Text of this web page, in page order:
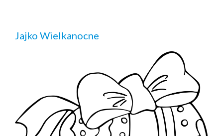
Jajko Wielkanocne